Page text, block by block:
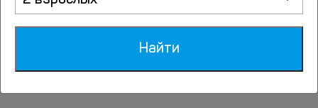
Бронебашенная Береговая Батарея 35 - 63.4 км
Найти